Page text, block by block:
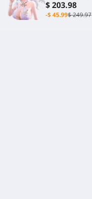
$ 203.98
-$ 45.99$ 249.97